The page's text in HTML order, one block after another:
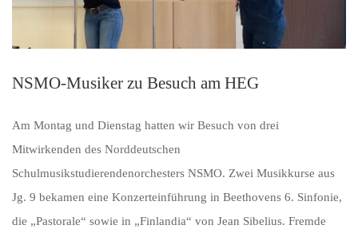
NSMO-Musiker zu Besuch am HEG
Am Montag und Dienstag hatten wir Besuch von drei
Mitwirkenden des Norddeutschen
Schulmusikstudierendenorchesters NSMO. Zwei Musikkurse aus
Jg. 9 bekamen eine Konzerteinführung in Beethovens 6. Sinfonie,
die „Pastorale“ sowie in „Finlandia“ von Jean Sibelius. Fremde